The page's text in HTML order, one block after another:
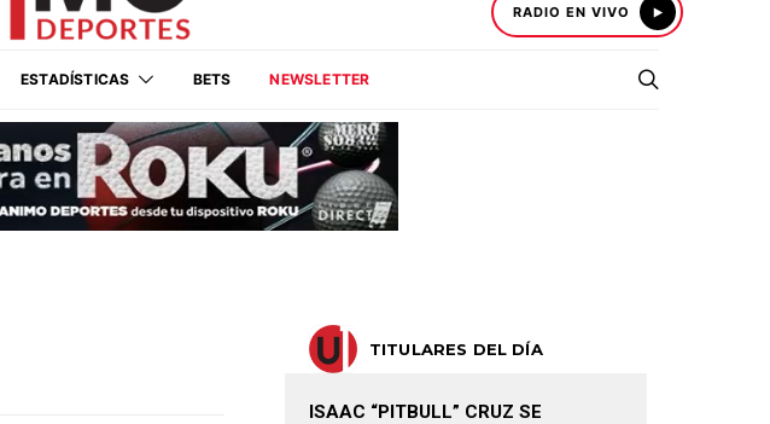
RADIO EN VIVO
ESTADÍSTICAS BETS NEWSLETTER
TITULARES DEL DÍA
ISAAC “PITBULL” CRUZ SE